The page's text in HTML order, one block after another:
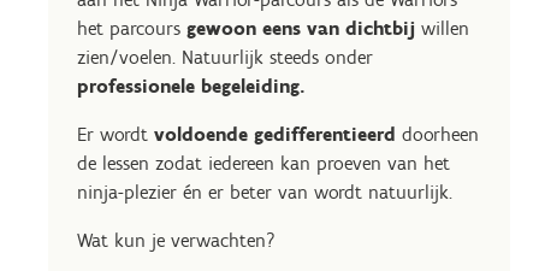
het parcours gewoon eens van dichtbij willen
zien/voelen. Natuurlijk steeds onder
professionele begeleiding.
Er wordt voldoende gedifferentieerd doorheen
de lessen zodat iedereen kan proeven van het
ninja-plezier én er beter van wordt natuurlijk.
Wat kun je verwachten?